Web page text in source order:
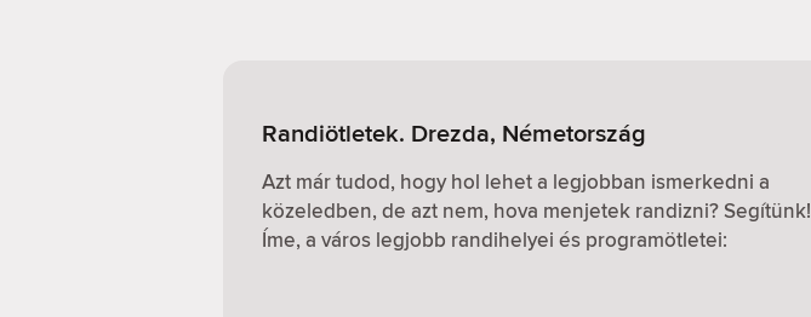
Randiötletek. Drezda, Németország
Azt már tudod, hogy hol lehet a legjobban ismerkedni a
közeledben, de azt nem, hova menjetek randizni? Segítünk!
Íme, a város legjobb randihelyei és programötletei: